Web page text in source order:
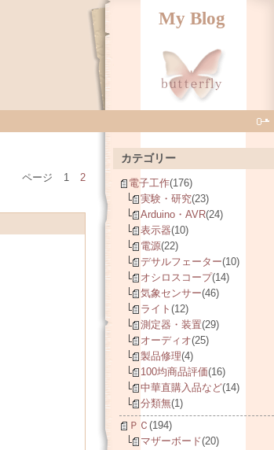
My Blog
ページ
1
2
カテゴリー
電子工作(176)
実験・研究(23)
Arduino・AVR(24)
表示器(10)
電源(22)
デサルフェーター(10)
オシロスコープ(14)
気象センサー(46)
ライト (12)
測定器・装置(29)
オーディオ(25)
製品修理(4)
100均商品評価(16)
中華直購入品など(14)
分類無(1)
ＰＣ (194)
マザーボード(20)